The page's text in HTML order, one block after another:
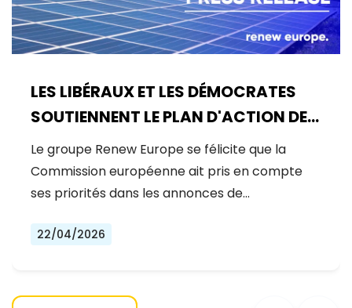
LES LIBÉRAUX ET LES DÉMOCRATES
SOUTIENNENT LE PLAN D'ACTION DE
LA COMMISSION EUROPÉENNE POUR
L'ÉNERGIE, MAIS LA MOBILISATION DE
CAPITAUX PRIVÉS POUR LA
L'EUROPE EST URGENTE
Le groupe Renew Europe se félicite que la
Commission européenne ait pris en compte
ses priorités dans les annonces de…
22/04/2026